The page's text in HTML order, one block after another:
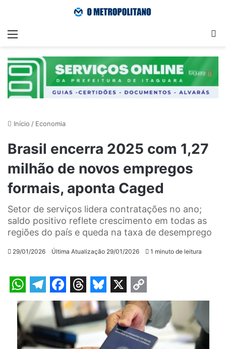
Menu
Início / Economia
Brasil encerra 2025 com 1,27
milhão de novos empregos
formais, aponta Caged
Setor de serviços lidera contratações no ano;
saldo positivo reflete crescimento em todas as
regiões do país e queda na taxa de desemprego
29/01/2026 Última Atualização 29/01/2026 1 minuto de leitura
W
h
a
T
e
l
F
a
c
T
h
r
B
l
u
X C
o
p